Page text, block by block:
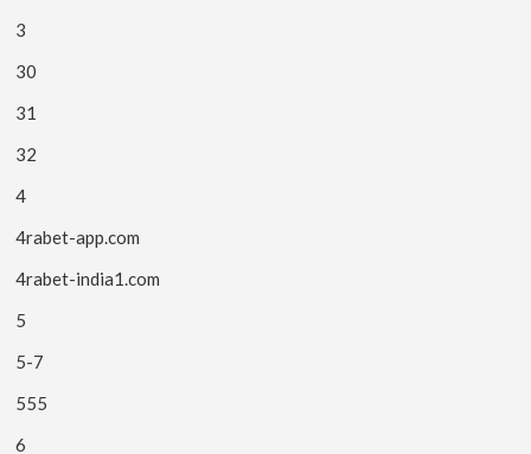
3
30
31
32
4
4rabet-app.com
4rabet-india1.com
5
5-7
555
6